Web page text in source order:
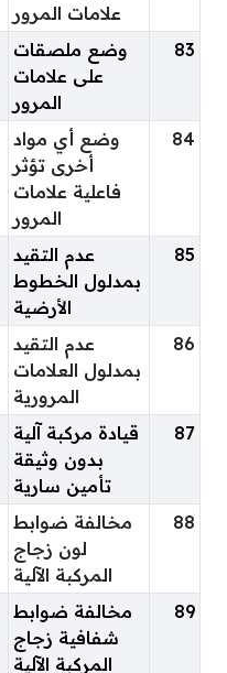
علامات المرور
83
وضع ملصقات
على علامات
المرور
84
وضع أي مواد
أخرى تؤثر
فاعلية علامات
المرور
85
عدم التقيد
بمدلول الخطوط
الأرضية
86
عدم التقيد
بمدلول العلامات
المرورية
87
قيادة مركبة آلية
بدون وثيقة
تأمين سارية
88
مخالفة ضوابط
لون زجاج
المركبة الآلية
89
مخالفة ضوابط
شفافية زجاج
المركبة الآلية